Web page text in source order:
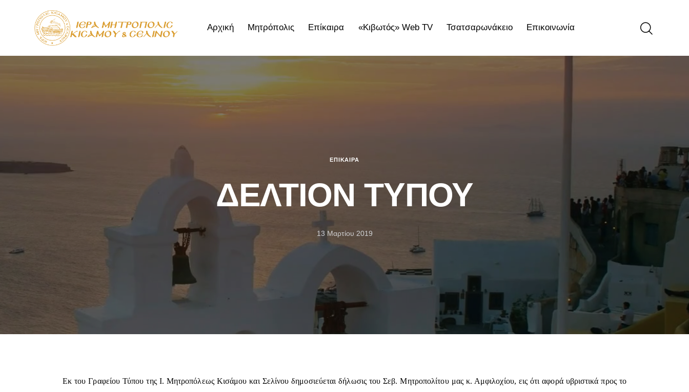
Αρχική Μητρόπολις Επίκαιρα «Κιβωτός» Web TV Τσατσαρωνάκειο Επικοινωνία
Αρχική Επίκαιρα
ΕΠΊΚΑΙΡΑ
ΔΕΛΤΙΟΝ ΤΥΠΟΥ
13 Μαρτίου 2019
Εκ του Γραφείου Τύπου της Ι. Μητροπόλεως Κισάμου και Σελίνου δημοσιεύεται δήλωσις του Σεβ. Μητροπολίτου μας κ. Αμφιλοχίου, εις ότι αφορά υβριστικά προς το